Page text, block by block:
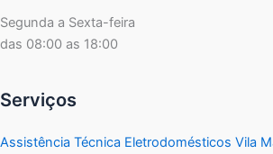
Segunda a Sexta-feira
das 08:00 as 18:00
Serviços
Assistência Técnica Eletrodomésticos Vila